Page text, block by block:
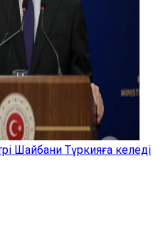
Шайбани Түркияға келеді